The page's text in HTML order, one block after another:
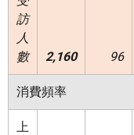
訪
人
數
2,160 96
消費頻率
上